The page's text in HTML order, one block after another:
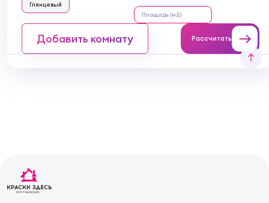
Глянцевый
Добавить комнату Рассчитать